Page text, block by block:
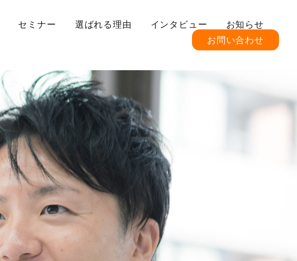
セミナー 選ばれる理由 インタビュー
お知らせ
お問い合わせ